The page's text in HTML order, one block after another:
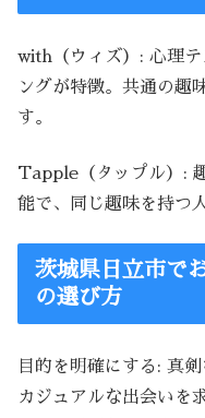
with（ウィズ）: 心理
ングが特徴。共通の趣
す。
Tapple（タップル）:
能で、同じ趣味を持つ
茨城県日立市で
の選び方
目的を明確にする: 真
カジュアルな出会いを